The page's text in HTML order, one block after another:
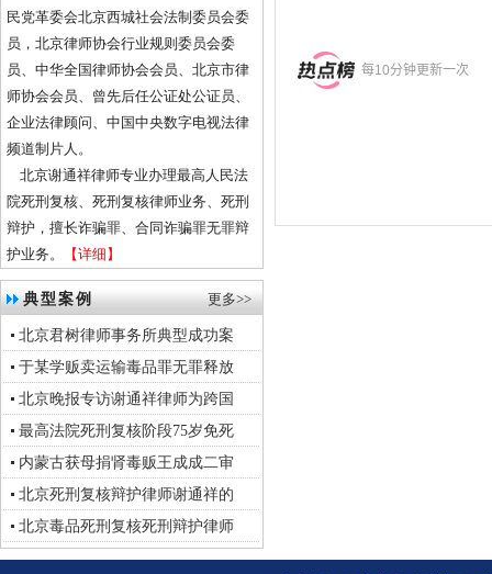
民党革委会北京西城社会法制委员会委
员，北京律师协会行业规则委员会委
员、中华全国律师协会会员、北京市律
师协会会员、曾先后任公证处公证员、
企业法律顾问、中国中央数字电视法律
频道制片人。
北京谢通祥律师专业办理最高人民法
院死刑复核、死刑复核律师业务、死刑
辩护，擅长诈骗罪、合同诈骗罪无罪辩
护业务。
【详细】
典型案例 更多>>
北京君树律师事务所典型成功案
于某学贩卖运输毒品罪无罪释放
北京晚报专访谢通祥律师为跨国
最高法院死刑复核阶段75岁免死
内蒙古获母捐肾毒贩王成成二审
北京死刑复核辩护律师谢通祥的
北京毒品死刑复核死刑辩护律师